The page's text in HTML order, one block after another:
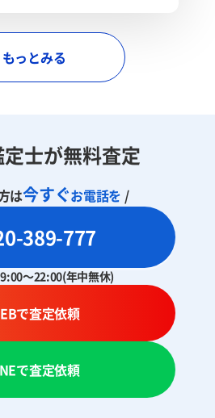
もっとみる
士が無料査定
は今すぐお電話を /
389-777
～22:00(年中無休)
で査定依頼
で査定依頼